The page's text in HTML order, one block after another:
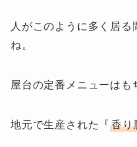
人がこのように多く居る
ね。
屋台の定番メニューはも
地元で生産された『香り